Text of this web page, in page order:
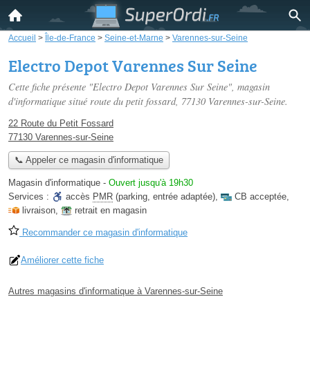
Accueil > Île-de-France > Seine-et-Marne > Varennes-sur-Seine
Electro Depot Varennes Sur Seine
Cette fiche présente "Electro Depot Varennes Sur Seine", magasin
d'informatique situé route du petit fossard, 77130 Varennes-sur-Seine.
22 Route du Petit Fossard
77130 Varennes-sur-Seine
📞 Appeler ce magasin d'informatique
Magasin d'informatique - Ouvert jusqu'à 19h30
Services :
accès PMR (parking, entrée adaptée), CB acceptée,
livraison, retrait en magasin
Recommander ce magasin d'informatique
Améliorer cette fiche
Autres magasins d'informatique à Varennes-sur-Seine